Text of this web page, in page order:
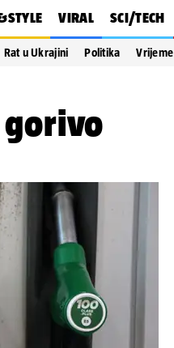
VIRAL SCI/TECH
Rat u Ukrajini Politika Vrijeme